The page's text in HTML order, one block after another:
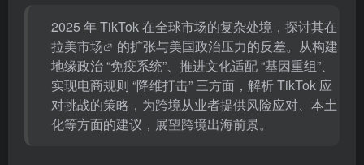
2025 年 TikTok 在全球市场的复杂处境，探讨其在
拉美市场
的扩张与美国政治压力的反差。从构建
地缘政治 “免疫系统”、推进文化适配 “基因重组”、
实现电商规则 “降维打击” 三方面，解析 TikTok 应
对挑战的策略，为跨境从业者提供风险应对、本土
化等方面的建议，展望跨境出海前景。